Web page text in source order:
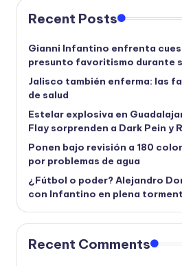
Recent Posts
Gianni Infantino enfrenta
presunto favoritismo durante
Jalisco también enferma: las
de salud
Estelar explosiva en
Flay sorprenden a Dark Pein y
Ponen bajo revisión a 180
por problemas de agua
¿Fútbol o poder? Alejandro
con Infantino en plena
Recent Comments